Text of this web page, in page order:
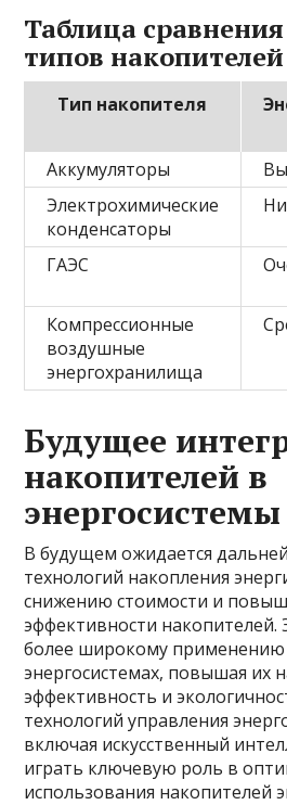
Таблица
типов накопителей
Тип накопителя
Аккумуляторы
Электрохимические
конденсаторы
ГАЭС
Компрессионные
воздушные
энергохранилища
Будущее
накопителей в
энергосистемы
В будущем ожидается
технологий накопления
снижению стоимости и
эффективности накопителей.
более широкому применению
энергосистемах, повышая их
эффективность и
технологий управления
включая искусственный
играть ключевую роль в
использования накопителей